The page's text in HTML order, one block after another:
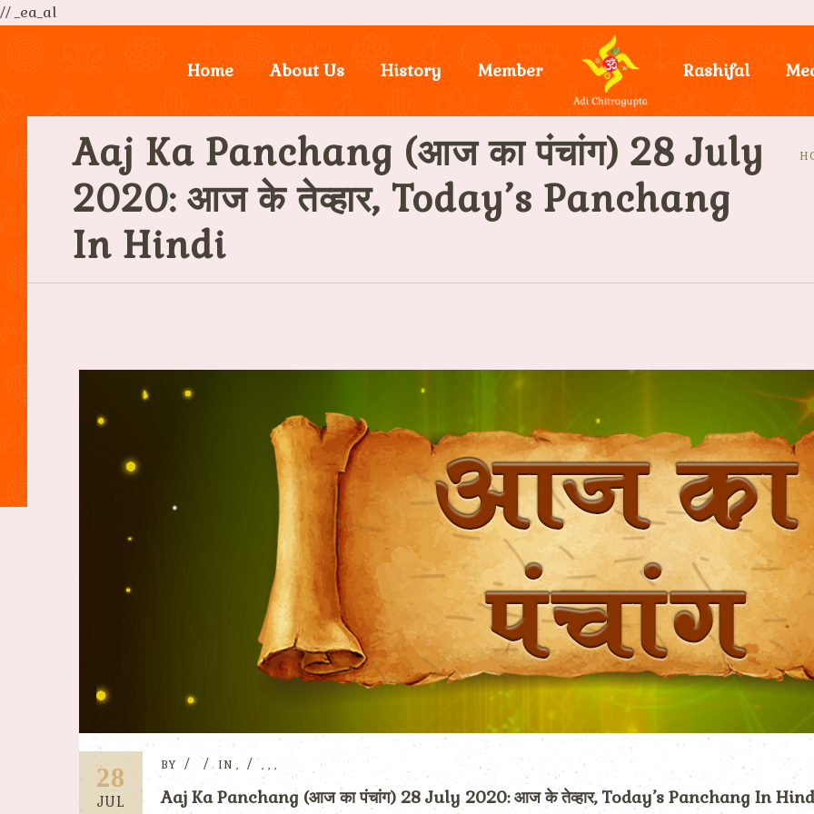
// _ea_al
Home About Us History Member Rashifal
Aaj Ka Panchang (आज का पंचांग) 28 July
2020: आज के तेव्हार, Today’s Panchang
In Hindi
28
JUL
BY IN , , , ,
Aaj Ka Panchang (आज का पंचांग) 28 July 2020: आज के तेव्हार, Today’s Panchang In